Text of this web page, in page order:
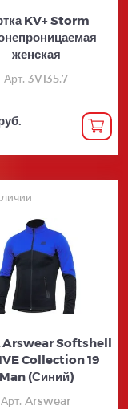
KV+ Storm
женская
Арт. 3V135.7
Arswear Softshell
Collection 19
Man (Синий)
Арт. Arswear